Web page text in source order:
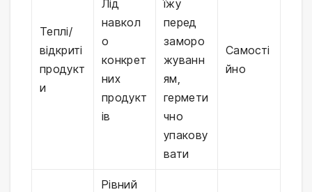
Теплі/
відкриті
продукт
и
Лід
навкол
о
конкрет
них
продукт
ів
їжу
перед
заморо
жуванн
ям,
гермети
чно
упакову
вати
Самості
йно
Рівний